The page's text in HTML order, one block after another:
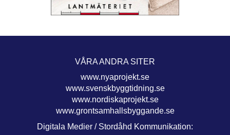
VÅRA ANDRA SITER
www.nyaprojekt.se
www.svenskbyggtidning.se
www.nordiskaprojekt.se
www.grontsamhallsbyggande.se
Digitala Medier / Stordåhd Kommunikation: